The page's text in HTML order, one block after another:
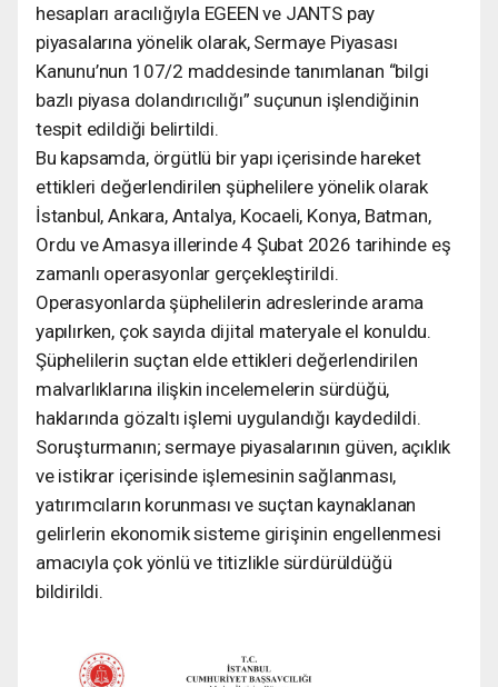
hesapları aracılığıyla EGEEN ve JANTS pay
piyasalarına yönelik olarak, Sermaye Piyasası
Kanunu’nun 107/2 maddesinde tanımlanan “bilgi
bazlı piyasa dolandırıcılığı” suçunun işlendiğinin
tespit edildiği belirtildi.
Bu kapsamda, örgütlü bir yapı içerisinde hareket
ettikleri değerlendirilen şüphelilere yönelik olarak
İstanbul, Ankara, Antalya, Kocaeli, Konya, Batman,
Ordu ve Amasya illerinde 4 Şubat 2026 tarihinde eş
zamanlı operasyonlar gerçekleştirildi.
Operasyonlarda şüphelilerin adreslerinde arama
yapılırken, çok sayıda dijital materyale el konuldu.
Şüphelilerin suçtan elde ettikleri değerlendirilen
malvarlıklarına ilişkin incelemelerin sürdüğü,
haklarında gözaltı işlemi uygulandığı kaydedildi.
Soruşturmanın; sermaye piyasalarının güven, açıklık
ve istikrar içerisinde işlemesinin sağlanması,
yatırımcıların korunması ve suçtan kaynaklanan
gelirlerin ekonomik sisteme girişinin engellenmesi
amacıyla çok yönlü ve titizlikle sürdürüldüğü
bildirildi.